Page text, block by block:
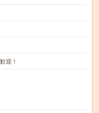
迎！